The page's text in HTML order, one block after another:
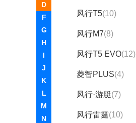
D
F
G
H
I
J
K
L
M
N
风行T5(10)
风行M7(8)
风行T5 EVO(12)
菱智PLUS(4)
风行·游艇(7)
风行雷霆(10)